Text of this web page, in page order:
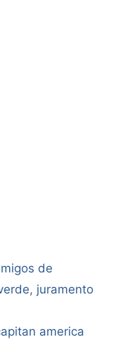
de
, juramento
america